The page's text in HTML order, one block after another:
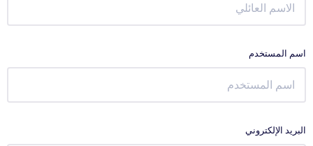
اسم المستخدم
البريد الإلكتروني